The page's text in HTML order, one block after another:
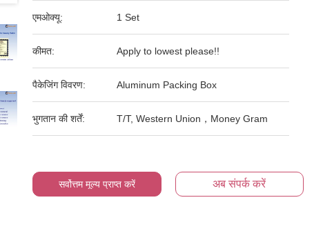
एमओक्यू: 1 Set
कीमत: Apply to lowest please!!
पैकेजिंग विवरण: Aluminum Packing Box
भुगतान की शर्तें: T/T, Western Union，Money Gram
सर्वोत्तम मूल्य प्राप्त करें अब संपर्क करें